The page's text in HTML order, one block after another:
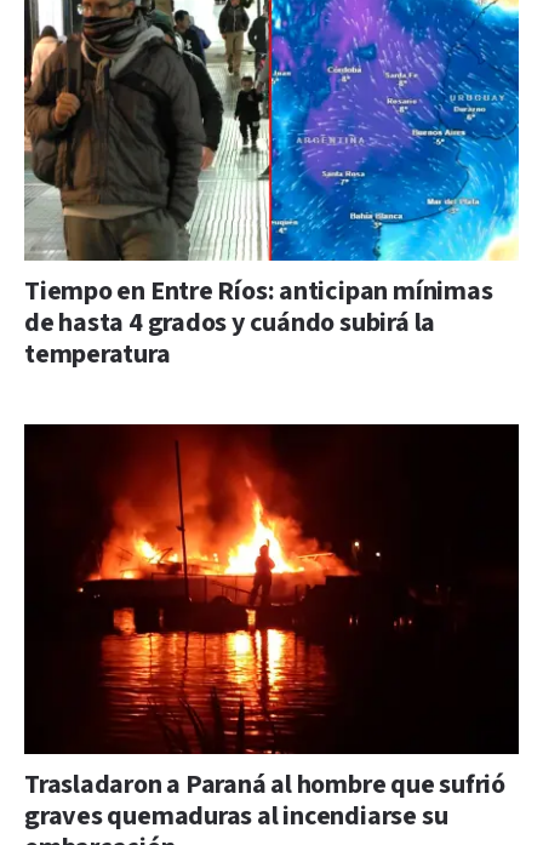
Tiempo en Entre Ríos: anticipan mínimas
de hasta 4 grados y cuándo subirá la
temperatura
Trasladaron a Paraná al hombre que sufrió
graves quemaduras al incendiarse su